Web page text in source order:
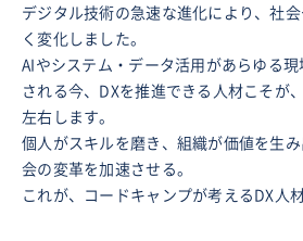
デジタル技術の急速な進化により、社
く変化しました。
AIやシステム・データ活用があらゆる
される今、DXを推進できる人材こそが
左右します。
個人がスキルを磨き、組織が価値を生
会の変革を加速させる。
これが、コードキャンプが考えるDX人